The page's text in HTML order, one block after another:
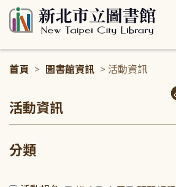
首頁 > 圖書館資訊 > 活動資訊
活動資訊
分類